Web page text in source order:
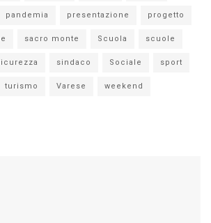
pandemia presentazione progetto
sacro monte Scuola scuole
sindaco Sociale sport
turismo Varese weekend